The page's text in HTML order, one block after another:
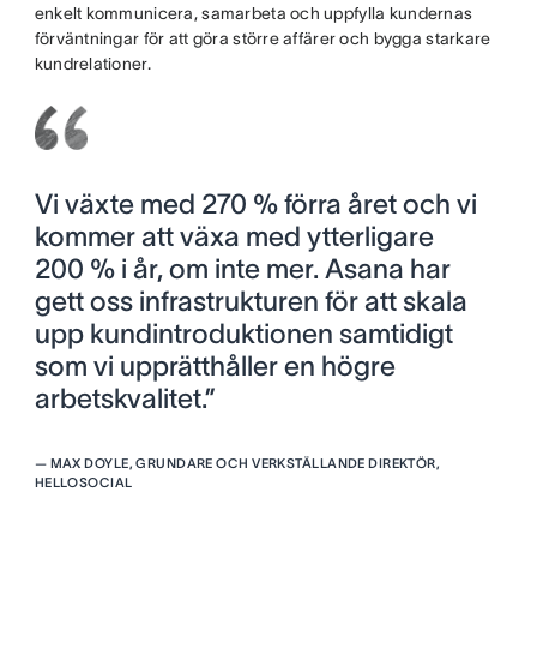
enkelt kommunicera, samarbeta och uppfylla kundernas
förväntningar för att göra större affärer och bygga starkare
kundrelationer.
Vi växte med 270 % förra året och vi
kommer att växa med ytterligare
200 % i år, om inte mer. Asana har
gett oss infrastrukturen för att skala
upp kundintroduktionen samtidigt
som vi upprätthåller en högre
arbetskvalitet.”
— MAX DOYLE, GRUNDARE OCH VERKSTÄLLANDE DIREKTÖR,
HELLOSOCIAL